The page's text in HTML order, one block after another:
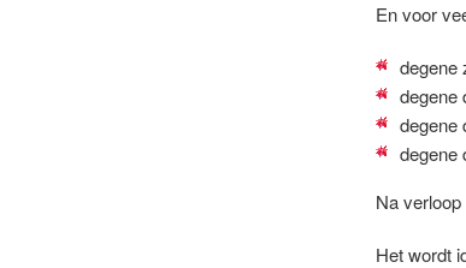
En voor
degene
degene
degene
degene
Na
Het wordt